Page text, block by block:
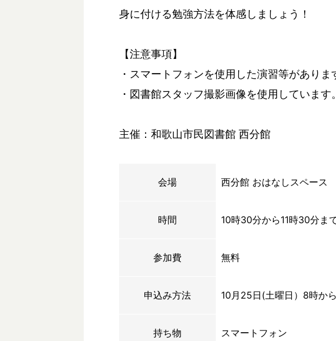
身に付ける勉強方法を体感しましょう！
【注意事項】
・スマートフォンを使用した演習等がありま
・図書館スタッフ撮影画像を使用しています。
主催：和歌山市民図書館 西分館
会場 西分館 おはなしスペース
時間 10時30分から11時30分ま
参加費 無料
申込み方法 10月25日(土曜日）8時か
持ち物 スマートフォン